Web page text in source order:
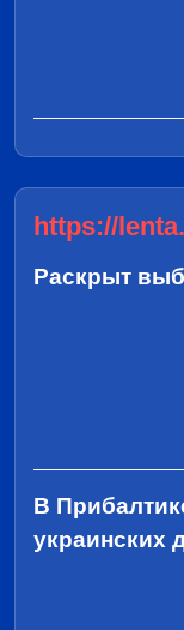
https://
Раскрыт
В
украинских